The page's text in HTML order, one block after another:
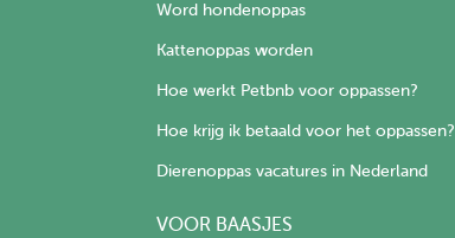
Word hondenoppas
Kattenoppas worden
Hoe werkt Petbnb voor oppassen?
Hoe krijg ik betaald voor het oppassen?
Dierenoppas vacatures in Nederland
VOOR BAASJES